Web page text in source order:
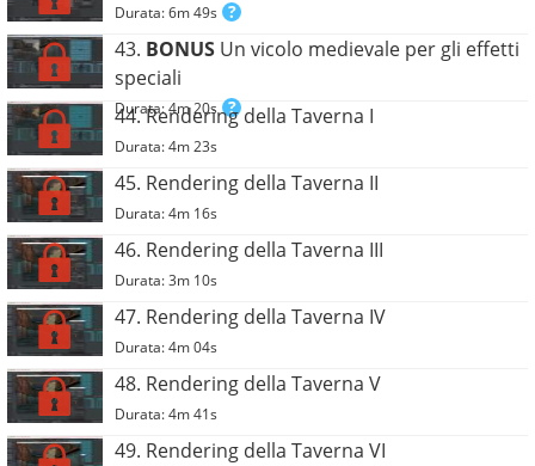
Durata: 6m 49s
43. BONUS Un vicolo medievale per gli effetti
speciali
Durata: 4m 20s
44. Rendering della Taverna I
Durata: 4m 23s
45. Rendering della Taverna II
Durata: 4m 16s
46. Rendering della Taverna III
Durata: 3m 10s
47. Rendering della Taverna IV
Durata: 4m 04s
48. Rendering della Taverna V
Durata: 4m 41s
49. Rendering della Taverna VI